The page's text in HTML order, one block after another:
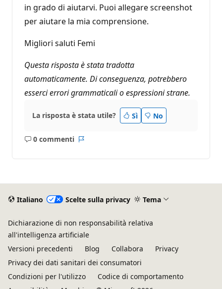
in grado di aiutarvi. Puoi allegare screenshot
per aiutare la mia comprensione.
Migliori saluti Femi
Questa risposta è stata tradotta
automaticamente. Di conseguenza, potrebbero
esserci errori grammaticali o espressioni strane.
La risposta è stata utile? Sì No
0 commenti
Nessun
Italiano Scelte sulla privacy Tema
Dichiarazione di non responsabilità relativa
all'intelligenza artificiale
Versioni precedenti
Blog Collabora
Privacy
Privacy dei dati sanitari dei consumatori
Condizioni per l'utilizzo
Codice di comportamento